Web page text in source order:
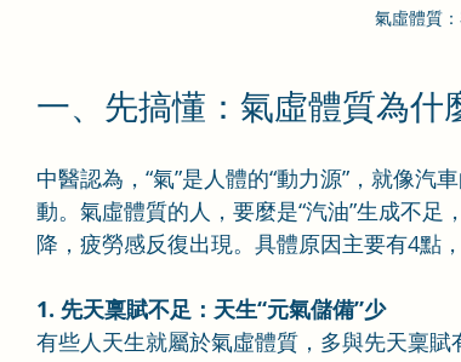
氣虛體質
一、先搞懂：氣虛體質為什
中醫認為，“氣”是人體的“動力源”，就像
動。氣虛體質的人，要麼是“汽油”生成不足
降，疲勞感反復出現。具體原因主要有4點
1. 先天稟賦不足：天生“元氣儲備”少
有些人天生就屬於氣虛體質，多與先天稟